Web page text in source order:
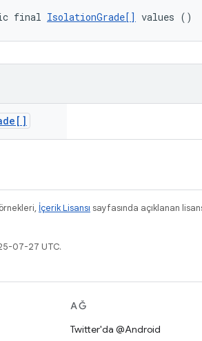
final IsolationGrade[] values ()
İçerik Lisansı sayfasında açıklanan
07-27 UTC.
AĞ
Twitter'da @Android